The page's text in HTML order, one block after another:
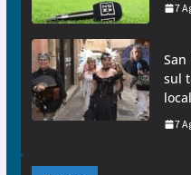
7
San
sul
7